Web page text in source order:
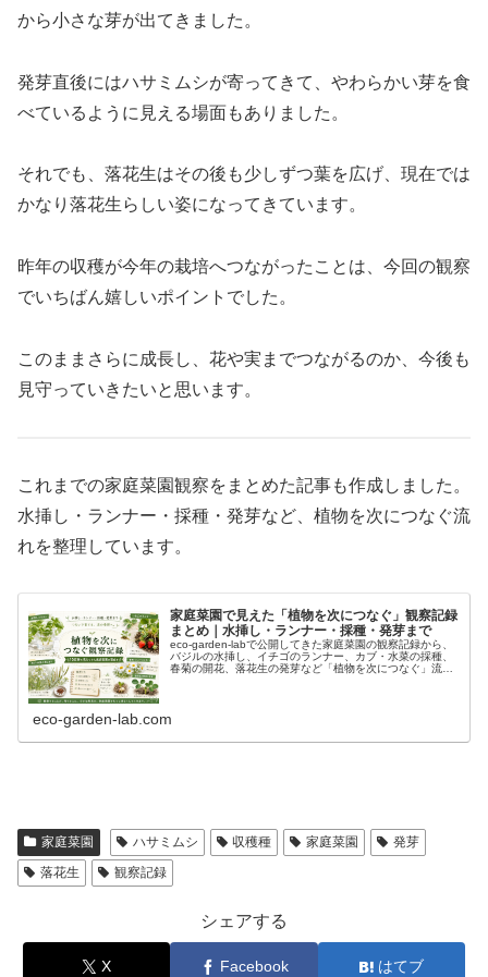
から小さな芽が出てきました。
発芽直後にはハサミムシが寄ってきて、やわらかい芽を食
べているように見える場面もありました。
それでも、落花生はその後も少しずつ葉を広げ、現在では
かなり落花生らしい姿になってきています。
昨年の収穫が今年の栽培へつながったことは、今回の観察
でいちばん嬉しいポイントでした。
このままさらに成長し、花や実までつながるのか、今後も
見守っていきたいと思います。
これまでの家庭菜園観察をまとめた記事も作成しました。
水挿し・ランナー・採種・発芽など、植物を次につなぐ流
れを整理しています。
家庭菜園で見えた「植物を次につなぐ」観察記録
まとめ｜水挿し・ランナー・採種・発芽まで
eco-garden-labで公開してきた家庭菜園の観察記録から、
バジルの水挿し、イチゴのランナー、カブ・水菜の採種、
春菊の開花、落花生の発芽など「植物を次につなぐ」流れ
eco-garden-lab.com
家庭菜園 ハサミムシ 収穫種 家庭菜園
発芽
落花生
観察記録
シェアする
X Facebook はてブ